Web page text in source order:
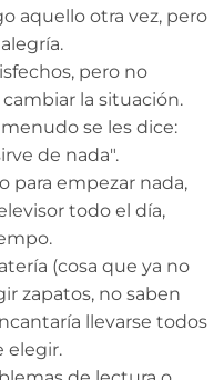
aquello otra vez, pero
pero no
la situación.
se les dice:
de nada".
para empezar nada,
todo el día,
(cosa que ya no
zapatos, no saben
llevarse todos
elegir.